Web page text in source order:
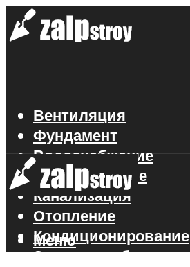
Вентиляция
Фундамент
Водоснабжение
Газоснабжение
Канализация
Отопление
Кондиционирование
Электроснабжение
Меню